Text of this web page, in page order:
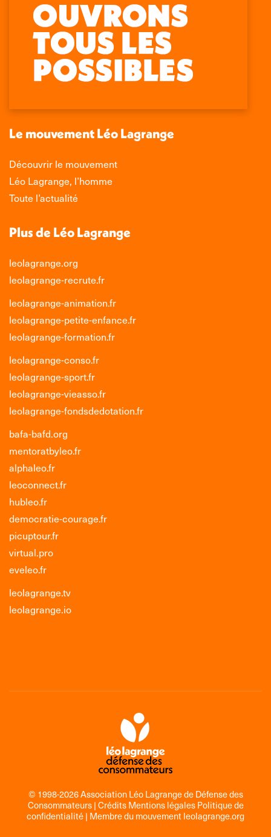
Retrouvez-nous sur :
Facebook
s'ouvre
une
fenêtre
La
page
X
s'ouvre
une
fenêtre
La
page
LinkedIn
s'ouvre
une
fenêtre
La
page
Instagram
s'ouvre
une
nouvelle
fenêtre
Le mouvement Léo Lagrange
Découvrir le mouvement
Léo Lagrange, l’homme
Toute l’actualité
Plus de Léo Lagrange
leolagrange.org
leolagrange-recrute.fr
leolagrange-animation.fr
leolagrange-petite-enfance.fr
leolagrange-formation.fr
leolagrange-conso.fr
leolagrange-sport.fr
leolagrange-vieasso.fr
leolagrange-fondsdedotation.fr
bafa-bafd.org
mentoratbyleo.fr
alphaleo.fr
leoconnect.fr
hubleo.fr
democratie-courage.fr
picuptour.fr
virtual.pro
eveleo.fr
leolagrange.tv
leolagrange.io
© 1998-2026 Association Léo Lagrange de Défense des
Consommateurs | Crédits Mentions légales Politique de
confidentialité | Membre du mouvement leolagrange.org